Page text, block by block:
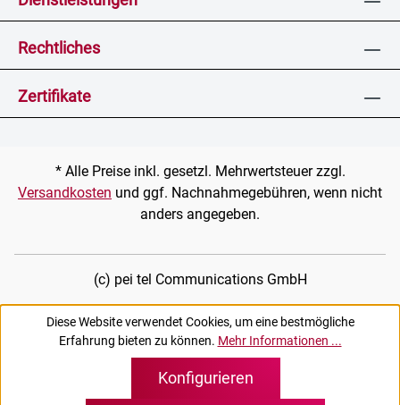
Rechtliches
Zertifikate
* Alle Preise inkl. gesetzl. Mehrwertsteuer zzgl.
Versandkosten und ggf. Nachnahmegebühren, wenn nicht
anders angegeben.
(c) pei tel Communications GmbH
Diese Website verwendet Cookies, um eine bestmögliche
Erfahrung bieten zu können. Mehr Informationen ...
Konfigurieren